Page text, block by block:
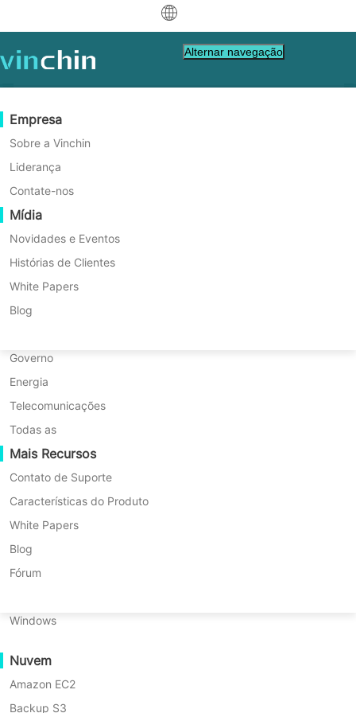
Download Suporte
Contato
de
中文
Proteção de Dados
Backup & Recovery
Replicação em Tempo Real
Proteção Contínua de Dados
Cópia Offsite
Arquivamento
Orquestração de Tarefas
Mobilidade de Cargas de Trabalho
Migração V2V
Migração P2P
Migração C2C
Migração C2V
Migração P2C
Recuperabilidade
Verificação de Recuperação de VM
Verificação de Recuperação do SO
Segurança de Dados
Backup para a Nuvem
Conformidade com o GDPR
Virtual
VMware
Hyper-V
Proxmox
XCP-ng
oVirt
H3C CAS/UIS
ZStack
Sangfor HCI
Huawei FusionCompute
Red Hat Virtualization
Oracle OLVM
XenServer/Citrix Hypervisor
KayGrid
InCloud Sphere
Arcfra
FusionOne Compute
NexaVM
Servidor Físico
Windows
Nuvem
Amazon EC2
Backup S3
Recursos de Suporte
Base de Conhecimento
Como vídeos fazer
Centro de Ajuda
Eventos ao vivo
Webinars
Demonstração ao Vivo
Histórias de Clientes
Serviços de TI
Governo
Energia
Telecomunicações
Todas as
Mais Recursos
Contato de Suporte
Características do Produto
White Papers
Blog
Fórum
Guia de Compra
Aprenda Como Comprar
Política de Licenciamento
Perguntas frequentes
Contact
Pedir uma Cotação
Torne-se um Parceiro
Programa de Parceria
Torne-se um Parceiro
Encontre um Parceiro
Encontre um Parceiro Local
Já é parceiro
Portal de Parceiros - Login
Empresa
Sobre a Vinchin
Liderança
Contate-nos
Mídia
Novidades e Eventos
Histórias de Clientes
White Papers
Blog
Alternar navegação
Início Database Backup
restaurar um banco de dados
via phpMyAdmin?
Aprenda como gerenciar com eficiência
bancos de dados MySQL usando o
phpMyAdmin. Este guia aborda a instalação,
restauração de bancos de dados, ajudando
Índice
phpMyAdmin?
Como
Sumário:
de dados via phpMyAdmin?